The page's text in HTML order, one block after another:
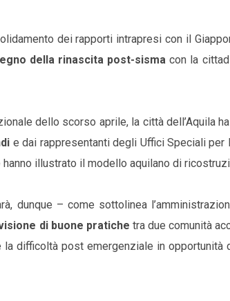
dei rapporti intrapresi con il
della rinascita post-sismacon la
dello scorso aprile, la città dell’Aquila
e dai rappresentanti degli Uffici Speciali per
hanno illustrato il modello aquilano di
dunque – come sottolinea
di buone pratiche tra due comunità
difficoltà post emergenziale in opportunità